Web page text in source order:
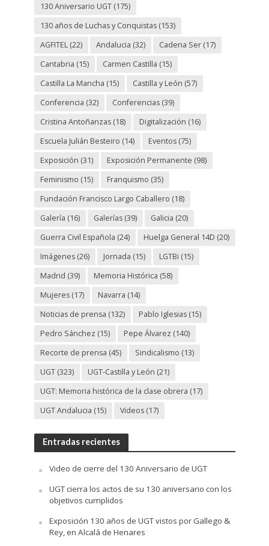
130 Aniversario UGT(175)
130 años de Luchas y Conquistas(153)
AGFITEL(22) Andalucia (32) Cadena Ser(17)
Cantabria (15) Carmen Castilla (15)
Castilla La Mancha (15) Castilla y León (57)
Conferencia (32) Conferencias(39)
Cristina Antoñanzas(18) Digitalización (16)
Escuela Julián Besteiro (14) Eventos(75)
Exposición (31) Exposición Permanente (98)
Feminismo (15) Franquismo (35)
Fundación Francisco Largo Caballero (18)
Galería (16) Galerías(39) Galicia (20)
Guerra Civil Española (24) Huelga General 14D (20)
Imágenes(26) Jornada (15) LGTBi (15)
Madrid (39) Memoria Histórica (58)
Mujeres(17) Navarra (14)
Noticias de prensa (132) Pablo Iglesias(15)
Pedro Sánchez (15) Pepe Álvarez (140)
Recorte de prensa (45) Sindicalismo (13)
UGT(323) UGT-Castilla y León (21)
UGT: Memoria histórica de la clase obrera (17)
UGT Andalucia (15) Videos(17)
Entradas recientes
Video de cierre del 130 Aniversario de UGT
UGT cierra los actos de su 130 aniversario con los
objetivos cumplidos
Exposición 130 años de UGT vistos por Gallego &
Rey, en Alcalá de Henares